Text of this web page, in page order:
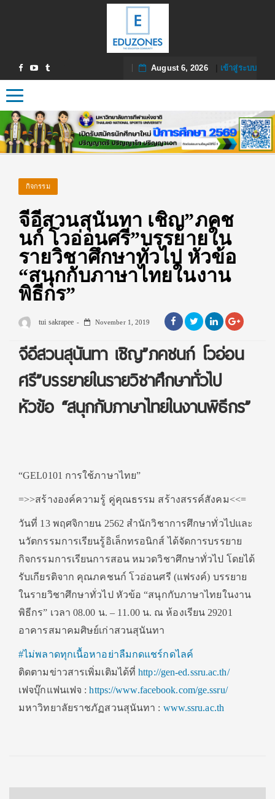
August 6, 2026| เข้าสู่ระบบ
Toggle navigation
กิจกรรม
จีอีสวนสุนันทา เชิญ”ภคช
นก์ โวอ่อนศรี”บรรยายใน
รายวิชาศึกษาทั่วไป หัวข้อ
“สนุกกับภาษาไทยในงาน
พิธีกร”
tui sakrapee November 1, 2019
จีอีสวนสุนันทา เชิญ”ภคชนก์ โวอ่อน
ศรี”บรรยายในรายวิชาศึกษาทั่วไป
หัวข้อ “สนุกกับภาษาไทยในงานพิธีกร”
“GEL0101 การใช้ภาษาไทย”
=>>สร้างองค์ความรู้ คู่คุณธรรม สร้างสรรค์สังคม<<=
วันที่ 13 พฤศจิกายน 2562 สำนักวิชาการศึกษาทั่วไปและ
นวัตกรรมการเรียนรู้อิเล็กทรอนิกส์ ได้จัดการบรรยาย
กิจกรรมการเรียนการสอน หมวดวิชาศึกษาทั่วไป โดยได้
รับเกียรติจาก คุณภคชนก์ โวอ่อนศรี (แฟรงค์) บรรยาย
ในรายวิชาศึกษาทั่วไป หัวข้อ “สนุกกับภาษาไทยในงาน
พิธีกร” เวลา 08.00 น. – 11.00 น. ณ ห้องเรียน 29201
อาคารสมาคมศิษย์เก่าสวนสุนันทา
#ไม่พลาดทุกเนื้อหาอย่าลืมกดแชร์กดไลค์
ติดตามข่าวสารเพิ่มเติมได้ที่http://gen-ed.ssru.ac.th/
เฟจบุ๊กแฟนเฟจ :https://www.facebook.com/ge.ssru/
มหาวิทยาลัยราชภัฏสวนสุนันทา : www.ssru.ac.th